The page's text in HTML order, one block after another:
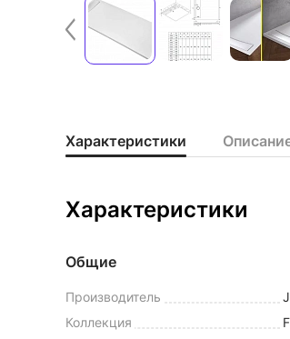
Характеристики
Характеристики
Общие
Производитель
Коллекция